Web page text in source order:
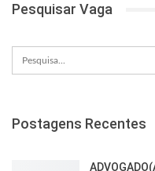
Pesquisar Vaga
Postagens Recentes